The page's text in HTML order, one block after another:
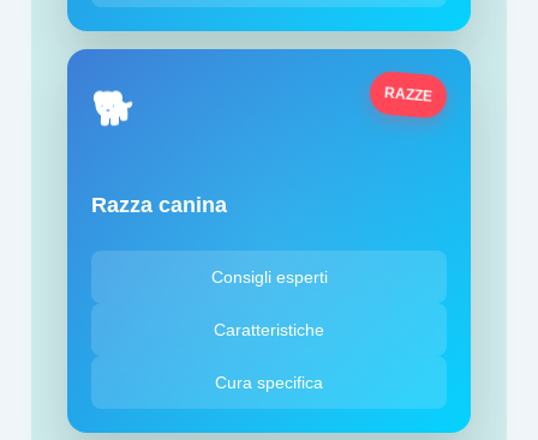
RAZZE
🐕
Razza canina
Consigli esperti
Caratteristiche
Cura specifica